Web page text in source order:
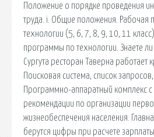
Положение о порядке проведения
труда. i. Общие положения. Рабочая
технологии (5, 6, 7, 8, 9, 10, 11
программы по технологии. Знаете
Сургута ресторан Таверна работает
Поисковая сиcтема, список
Программно-аппаратный комплекс
рекомендации по организации
жизнеобеспечения населения.
берутся цифры при расчете